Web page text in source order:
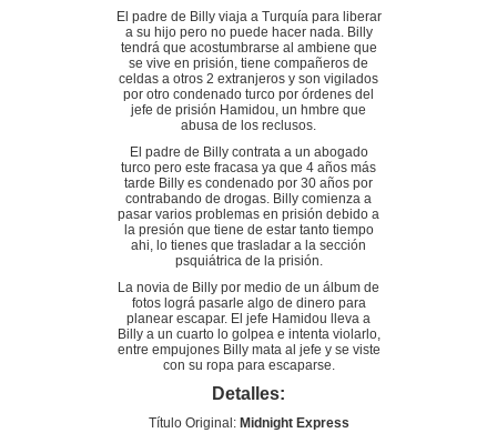
El padre de Billy viaja a Turquía para liberar
a su hijo pero no puede hacer nada. Billy
tendrá que acostumbrarse al ambiene que
se vive en prisión, tiene compañeros de
celdas a otros 2 extranjeros y son vigilados
por otro condenado turco por órdenes del
jefe de prisión Hamidou, un hmbre que
abusa de los reclusos.
El padre de Billy contrata a un abogado
turco pero este fracasa ya que 4 años más
tarde Billy es condenado por 30 años por
contrabando de drogas. Billy comienza a
pasar varios problemas en prisión debido a
la presión que tiene de estar tanto tiempo
ahi, lo tienes que trasladar a la sección
psquiátrica de la prisión.
La novia de Billy por medio de un álbum de
fotos lográ pasarle algo de dinero para
planear escapar. El jefe Hamidou lleva a
Billy a un cuarto lo golpea e intenta violarlo,
entre empujones Billy mata al jefe y se viste
con su ropa para escaparse.
Detalles:
Título Original: Midnight Express